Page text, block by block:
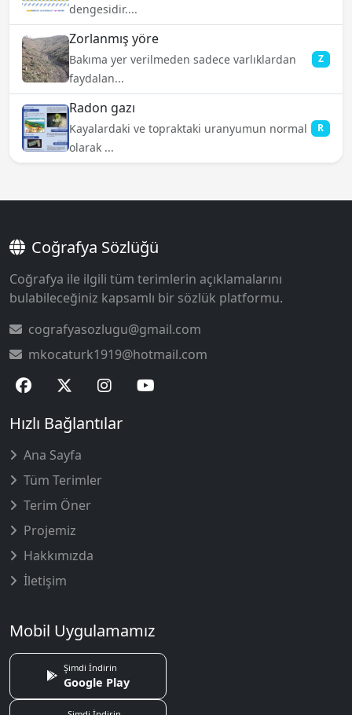
dengesidir....
Zorlanmış yöre
Bakıma yer verilmeden sadece varlıklardan
faydalan...
Z
Radon gazı
Kayalardaki ve topraktaki uranyumun normal
olarak ...
R
Coğrafya Sözlüğü
Coğrafya ile ilgili tüm terimlerin açıklamalarını
bulabileceğiniz kapsamlı bir sözlük platformu.
cografyasozlugu@gmail.com
mkocaturk1919@hotmail.com
Hızlı Bağlantılar
Ana Sayfa
Tüm Terimler
Terim Öner
Projemiz
Hakkımızda
İletişim
Mobil Uygulamamız
Şimdi İndirin
Google Play